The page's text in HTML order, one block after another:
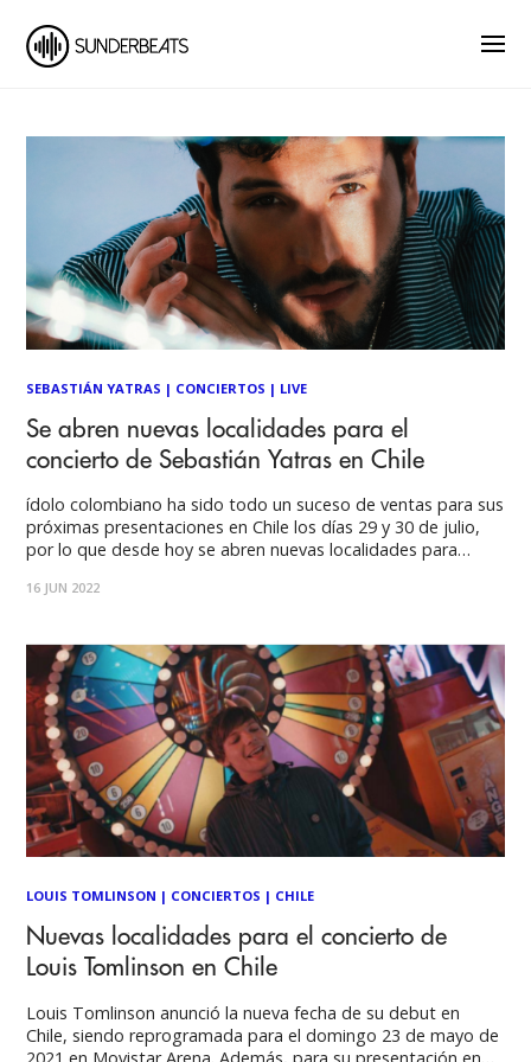
SEBASTIÁN YATRAS | CONCIERTOS | LIVE
Se abren nuevas localidades para el
concierto de Sebastián Yatras en Chile
ídolo colombiano ha sido todo un suceso de ventas para sus
próximas presentaciones en Chile los días 29 y 30 de julio,
por lo que desde hoy se abren nuevas localidades para
disfrutar del Dharma Tour. Hace pocos días el cantante
16 JUN 2022
LOUIS TOMLINSON | CONCIERTOS | CHILE
Nuevas localidades para el concierto de
Louis Tomlinson en Chile
Louis Tomlinson anunció la nueva fecha de su debut en
Chile, siendo reprogramada para el domingo 23 de mayo de